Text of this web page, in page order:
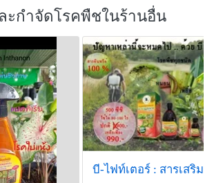
ะกำจัดโรคพืชในร้านอื่น